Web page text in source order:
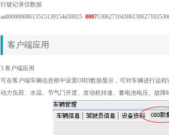
行驶记录仪数据
aa00000008613515139154d30025 0007
客户端应用
3.客户端应用
可在客户端车辆信息框中设置OBD数据显示，可对车辆进行远
动力负荷、水温、节气门开度、发动机转速、蓄电池电压、故障